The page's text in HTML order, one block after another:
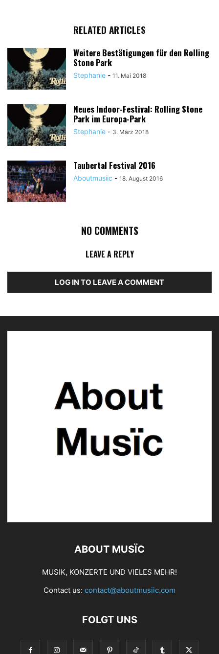
RELATED ARTICLES
Weitere Bestätigungen für den Rolling
Stone Park
Stephanie - 11. Mai 2018
Neues Indoor-Festival: Rolling Stone
Park im Europa-Park
Stephanie - 3. März 2018
Taubertal Festival 2016
Aboutmusiic - 18. August 2016
NO COMMENTS
LEAVE A REPLY
LOG IN TO LEAVE A COMMENT
ABOUT MUSÏC
MUSIK, KONZERTE UND VIELES MEHR!
Contact us: contact@aboutmusiic.com
FOLGT UNS